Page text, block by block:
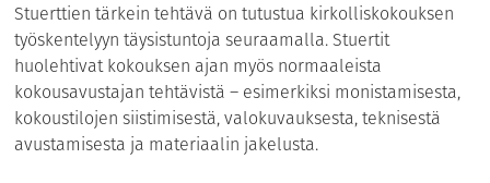
Stuerttien tärkein tehtävä on tutustua kirkolliskokouksen
työskentelyyn täysistuntoja seuraamalla. Stuertit
huolehtivat kokouksen ajan myös normaaleista
kokousavustajan tehtävistä – esimerkiksi monistamisesta,
kokoustilojen siistimisestä, valokuvauksesta, teknisestä
avustamisesta ja materiaalin jakelusta.